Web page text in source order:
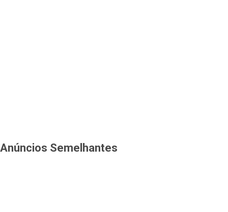
Anúncios Semelhantes